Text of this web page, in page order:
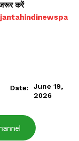
करें
Date:
June 19,
2026